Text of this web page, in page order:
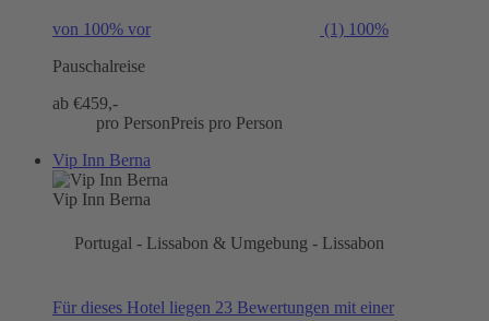
von 100% vor (1) 100%
Pauschalreise
ab €459,-
pro PersonPreis pro Person
Vip Inn Berna
Vip Inn Berna
Portugal - Lissabon & Umgebung - Lissabon
Für dieses Hotel liegen 23 Bewertungen mit einer